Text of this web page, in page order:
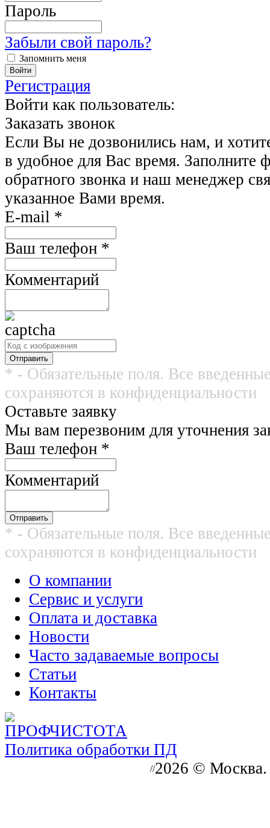
Пароль
Забыли свой пароль?
Запомнить меня
Регистрация
Войти как пользователь:
Заказать звонок
Если Вы не дозвонились нам, и
в удобное для Вас время. Заполните
обратного звонка и наш менеджер
указанное Вами время.
E-mail *
Ваш телефон *
Комментарий
* - Обязательные поля. Все
сохраняются в конфиденциальности
Оставьте заявку
Мы вам перезвоним для уточнения
Ваш телефон *
Комментарий
* - Обязательные поля. Все
сохраняются в конфиденциальности
О компании
Сервис и услуги
Оплата и доставка
Новости
Часто задаваемые вопросы
Статьи
Контакты
Политика обработки ПД
//2026 ©